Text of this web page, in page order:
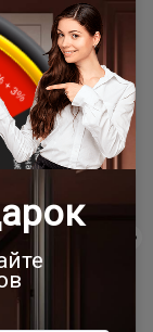
запрос с
интернет-
см
двери
/ Модерно